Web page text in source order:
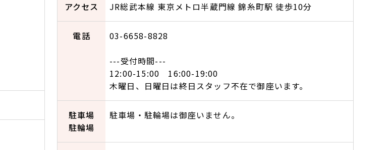
アクセス JR総武本線 東京メトロ半蔵門線 錦糸町駅 徒歩10分
電話 03-6658-8828
---受付時間---
12:00-15:00 16:00-19:00
木曜日、日曜日は終日スタッフ不在で御座います。
駐車場
駐輪場
駐車場・駐輪場は御座いません。